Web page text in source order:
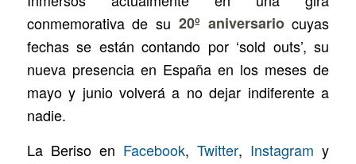
conmemorativa de su 20º aniversariocuyas
fechas se están contando por ‘sold outs’, su
nueva presencia en España en los meses de
mayo y junio volverá a no dejar indiferente a
nadie.
La Beriso en Facebook,Twitter, Instagram y